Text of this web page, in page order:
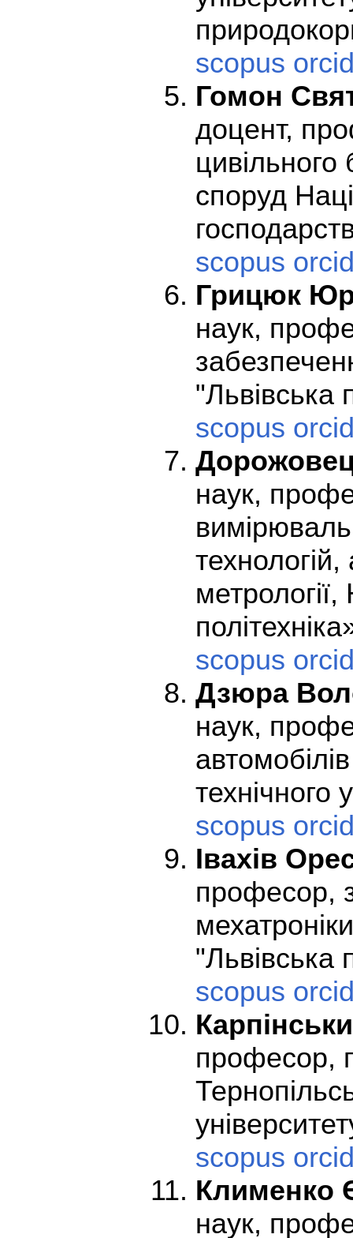
scopus
Гомон
доцент,
цивільного
споруд
scopus
Грицюк
наук,
"Львівська
scopus
наук,
scopus
Дзюра
наук,
технічного
scopus
Івахів
професор,
"Львівська
scopus
професор,
scopus
Клименко
наук,